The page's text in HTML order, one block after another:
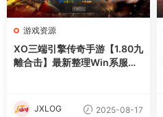
游戏资源
XO三端引擎传奇手游【1.80九
離合击】最新整理Win系服务
JXLOG 2025-08-17